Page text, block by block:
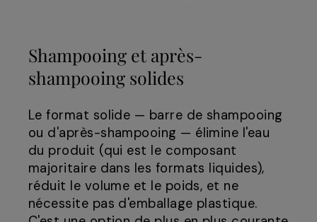
Shampooing et après-
shampooing solides
Le format solide — barre de shampooing
ou d'après-shampooing — élimine l'eau
du produit (qui est le composant
majoritaire dans les formats liquides),
réduit le volume et le poids, et ne
nécessite pas d'emballage plastique.